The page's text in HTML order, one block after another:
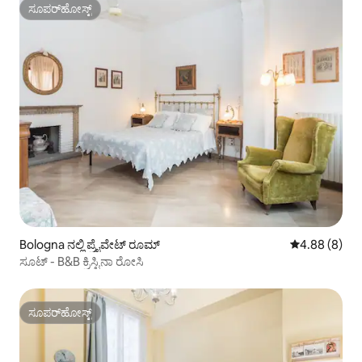
ಸೂಪರ್‌ಹೋಸ್ಟ್
ಸೂಪರ್‌ಹೋಸ್ಟ್
Bologna ನಲ್ಲಿ ಪ್ರೈವೇಟ್ ರೂಮ್ 5 ರಲ್ಲಿ 4.88
4.88 (8)
ಸೂಟ್ - B&B ಕ್ರಿಸ್ಟಿನಾ ರೋಸಿ
ಸೂಪರ್‌ಹೋಸ್ಟ್
ಸೂಪರ್‌ಹೋಸ್ಟ್